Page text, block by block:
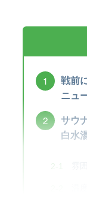
戦前
ニュ
サウ
白水
雰
温